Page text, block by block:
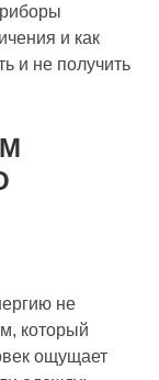
и как
и не получить
не
который
ощущает